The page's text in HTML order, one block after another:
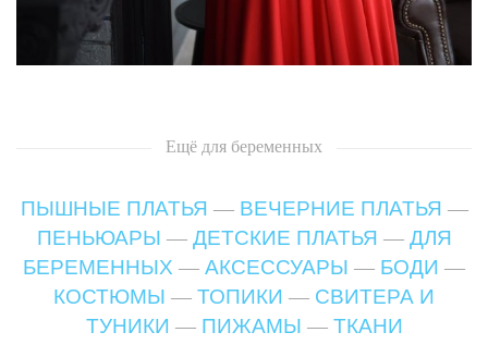
Ещё для беременных
ПЫШНЫЕ ПЛАТЬЯ — ВЕЧЕРНИЕ ПЛАТЬЯ —
ПЕНЬЮАРЫ — ДЕТСКИЕ ПЛАТЬЯ — ДЛЯ
БЕРЕМЕННЫХ — АКСЕССУАРЫ — БОДИ —
КОСТЮМЫ — ТОПИКИ — СВИТЕРА И
ТУНИКИ — ПИЖАМЫ — ТКАНИ